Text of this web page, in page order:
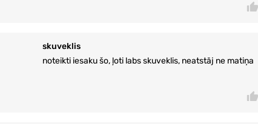
skuveklis
noteikti iesaku šo, ļoti labs skuveklis, neatstāj ne matiņa